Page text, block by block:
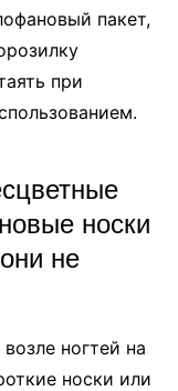
пакет,
при
носки
не
ногтей на
носки или